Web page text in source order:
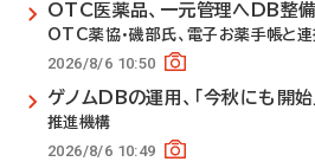
OTC医薬品、一元管理へDB整
OTC薬協・磯部氏、電子お薬手帳と連
2026/8/6 10:50
ゲノムDBの運用、「今秋にも開始
推進機構
2026/8/6 10:49